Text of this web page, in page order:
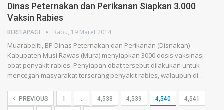
Dinas Peternakan dan Perikanan Siapkan 3.000
Vaksin Rabies
BERITAPAGI Rabu, 19 Maret 2014
Muarabeliti, BP Dinas Peternakan dan Perikanan (Disnakan)
Kabupaten Musi Rawas (Mura) menyiapkan 3000 dosis vaksinasi
obat penyakit rabies. Penyiapan obat tersebut dilakukan untuk
mencegah masyarakat terserang penyakit rabies, walaupun di…
PREVIOUS 1 … 4,538 4,539 4,540 4,541